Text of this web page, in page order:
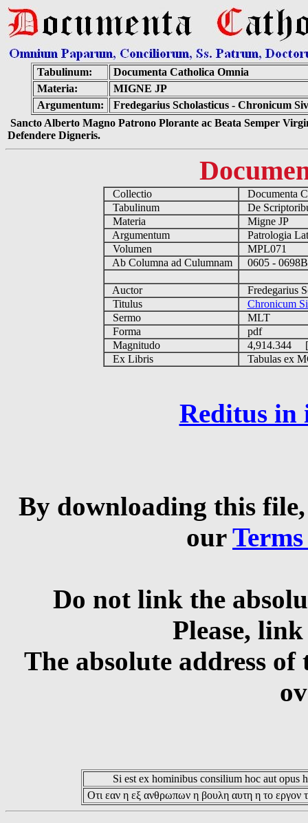
Tabulinum:
Documenta Catholica Omnia
Materia:
MIGNE JP
Argumentum:
Fredegarius Scholasticus - Chronicum
Sancto Alberto Magno Patrono Plorante ac Beata Semper
Defendere Digneris.
Collectio
Documenta
Tabulinum
De
Materia
Migne JP
Argumentum
Patrologia
Volumen
MPL071
Ab Columna ad Culumnam
0605 -
Auctor
Fredegarius
Titulus
Chronicum
Sermo
MLT
Forma
pdf
Magnitudo
4,914.344
Ex Libris
Tabulas ex
Reditus in
By downloading this
our
Do not link the
Please,
The absolute address
Si est ex hominibus consilium hoc aut opus
Οτι εαν η εξ ανθρωπων η βουλη αυτη η το εργον